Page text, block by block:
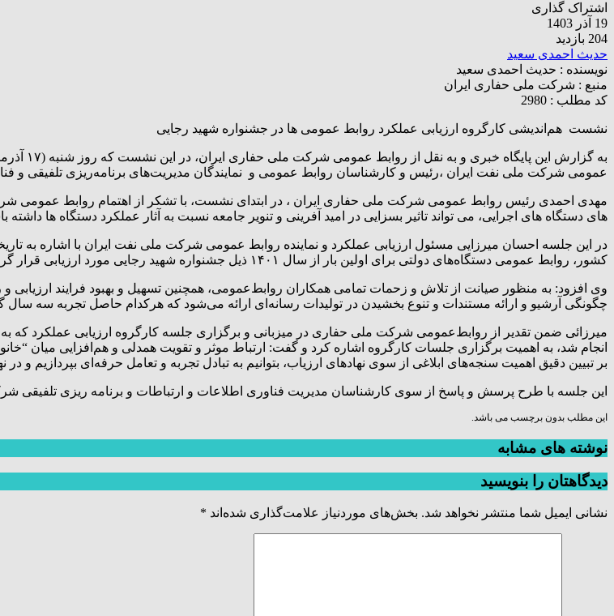
اشتراک گذاری
19 آذر 1403
204 بازدید
حدیث احمدی سعید
نویسنده : حدیث احمدی سعید
منبع : شرکت ملی حفاری ایران
کد مطلب : 2980
نشست هم‌اندیشی کارگروه ارزیابی عملکرد روابط عمومی ها در جشنواره شهید رجایی
عمومی شرکت ملی نفت ایران ،رئیس و کارشناسان روابط عمومی و نمایندگان مدیریت‌های برنامه‌ریزی تلفیقی و
مهدی احمدی رئیس روابط عمومی شرکت ملی حفاری ایران ، در ابتدای نشست، با تشکر از اهتمام روابط عمومی
های دستگاه های اجرایی، می تواند تاثیر بسزایی در امید آفرینی و تنویر جامعه نسبت به آثار عملکرد دستگاه ها
در این جلسه احسان میرزایی مسئول ارزیابی عملکرد و نماینده روابط عمومی شرکت ملی نفت ایران با اشاره به
کشور، روابط عمومی دستگاه‌های دولتی برای اولین بار از سال ۱۴۰۱ ذیل جشنواره شهید رجایی مورد ارزیابی قرار گرفته‌اند.
وی افزود: به منظور صیانت از تلاش و زحمات تمامی همکاران روابط‌عمومی، همچنین تسهیل و بهبود فرایند ارزیابی
چگونگی آرشیو و ارائه مستندات و تنوع‌ بخشیدن در تولیدات رسانه‌ای ارائه می‌شود که هرکدام حاصل تجربه‌ سه سال
انجام شد، به اهمیت برگزاری جلسات کارگروه اشاره کرد و گفت: ارتباط موثر و تقویت همدلی و هم‌افزایی میان
بر تبیین دقیق اهمیت سنجه‌های ابلاغی از سوی نهاد‌های ارزیاب، بتوانیم به تبادل تجربه و تعامل حرفه‌ای بپردازیم و
این جلسه با طرح پرسش و پاسخ از سوی کارشناسان مدیریت فناوری اطلاعات و ارتباطات و برنامه ریزی تلفیقی
این مطلب بدون برچسب می باشد.
نوشته های مشابه
دیدگاهتان را بنویسید
نشانی ایمیل شما منتشر نخواهد شد. بخش‌های موردنیاز علامت‌گذاری شده‌اند *